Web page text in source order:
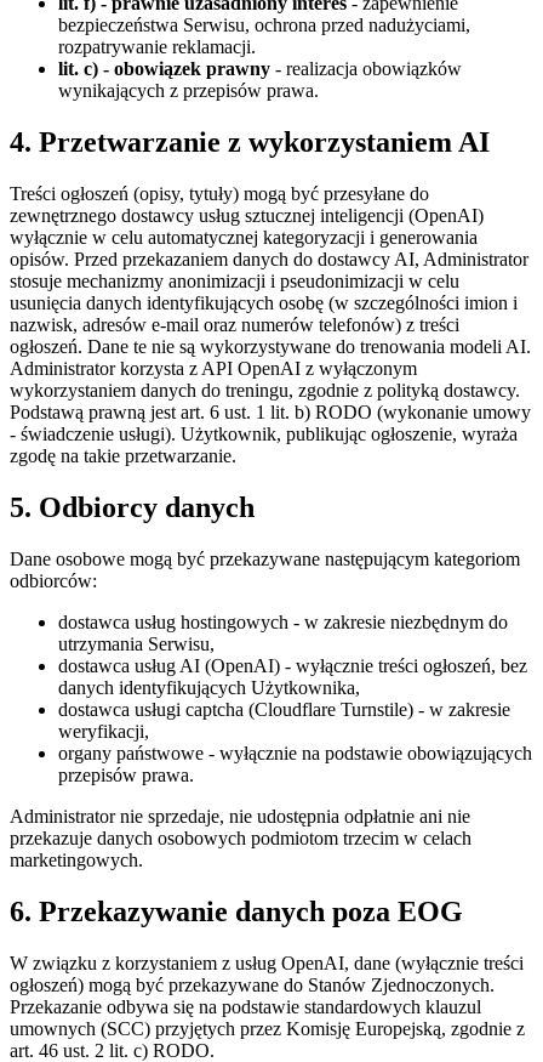
bezpieczeństwa Serwisu, ochrona przed nadużyciami,
rozpatrywanie reklamacji.
lit. c) - obowiązek prawny - realizacja obowiązków
wynikających z przepisów prawa.
4. Przetwarzanie z wykorzystaniem AI
Treści ogłoszeń (opisy, tytuły) mogą być przesyłane do
zewnętrznego dostawcy usług sztucznej inteligencji (OpenAI)
wyłącznie w celu automatycznej kategoryzacji i generowania
opisów. Przed przekazaniem danych do dostawcy AI, Administrator
stosuje mechanizmy anonimizacji i pseudonimizacji w celu
usunięcia danych identyfikujących osobę (w szczególności imion i
nazwisk, adresów e-mail oraz numerów telefonów) z treści
ogłoszeń. Dane te nie są wykorzystywane do trenowania modeli AI.
Administrator korzysta z API OpenAI z wyłączonym
wykorzystaniem danych do treningu, zgodnie z polityką dostawcy.
Podstawą prawną jest art. 6 ust. 1 lit. b) RODO (wykonanie umowy
- świadczenie usługi). Użytkownik, publikując ogłoszenie, wyraża
zgodę na takie przetwarzanie.
5. Odbiorcy danych
Dane osobowe mogą być przekazywane następującym kategoriom
odbiorców:
dostawca usług hostingowych - w zakresie niezbędnym do
utrzymania Serwisu,
dostawca usług AI (OpenAI) - wyłącznie treści ogłoszeń, bez
danych identyfikujących Użytkownika,
dostawca usługi captcha (Cloudflare Turnstile) - w zakresie
weryfikacji,
organy państwowe - wyłącznie na podstawie obowiązujących
przepisów prawa.
Administrator nie sprzedaje, nie udostępnia odpłatnie ani nie
przekazuje danych osobowych podmiotom trzecim w celach
marketingowych.
6. Przekazywanie danych poza EOG
W związku z korzystaniem z usług OpenAI, dane (wyłącznie treści
ogłoszeń) mogą być przekazywane do Stanów Zjednoczonych.
Przekazanie odbywa się na podstawie standardowych klauzul
umownych (SCC) przyjętych przez Komisję Europejską, zgodnie z
art. 46 ust. 2 lit. c) RODO.